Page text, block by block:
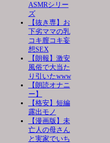
ASMRシリー
ズ
【抜き専】お
下劣ママの乳
コキ膣コキ妄
想SEX
【朗報】激安
風俗で大当た
り引いたwww
【朗読オナニ
ー】
【格安】短編
露出モノ
【漫画版】未
亡人の母さん
と実家でいち